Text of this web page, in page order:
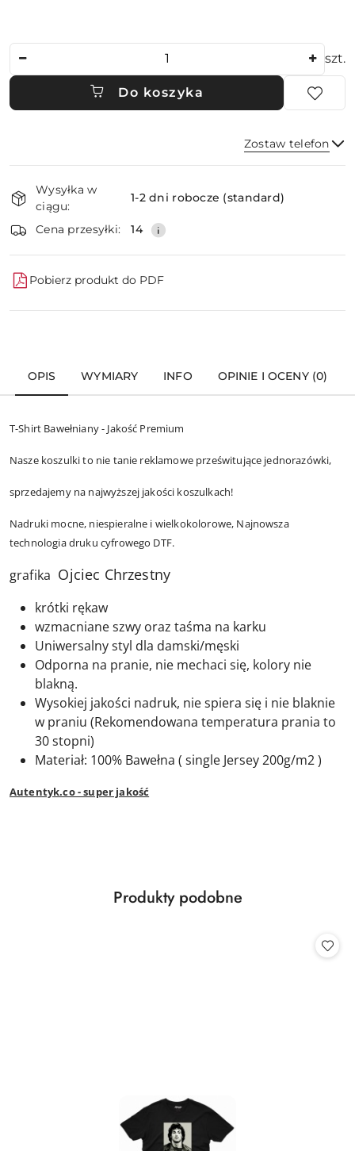
szt.
Do koszyka
Zostaw telefon
Dostępność
i
dostawa
Wysyłka w
ciągu:
1-2 dni robocze (standard)
Cena przesyłki: 14
Pobierz produkt do PDF
OPIS WYMIARY INFO OPINIE I OCENY (0)
T-Shirt Bawełniany - Jakość Premium
Nasze koszulki to nie tanie reklamowe prześwitujące jednorazówki,
sprzedajemy na najwyższej jakości koszulkach!
Nadruki mocne, niespieralne i wielkokolorowe, Najnowsza
technologia druku cyfrowego DTF.
grafika Ojciec Chrzestny
krótki rękaw
wzmacniane szwy oraz taśma na karku
Uniwersalny styl dla damski/męski
Odporna na pranie, nie mechaci się, kolory nie
blakną.
Wysokiej jakości nadruk, nie spiera się i nie blaknie
w praniu (Rekomendowana temperatura prania to
30 stopni)
Materiał: 100% Bawełna ( single Jersey 200g/m2 )
Autentyk.co - super jakość
Pomiń karuzelę produktów
Produkty
Produkty podobne